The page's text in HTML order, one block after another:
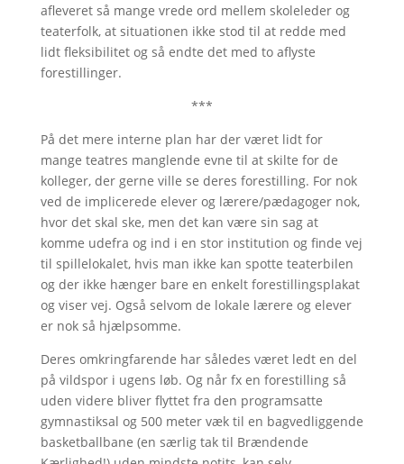
afleveret så mange vrede ord mellem skoleleder og
teaterfolk, at situationen ikke stod til at redde med
lidt fleksibilitet og så endte det med to aflyste
forestillinger.
***
På det mere interne plan har der været lidt for
mange teatres manglende evne til at skilte for de
kolleger, der gerne ville se deres forestilling. For nok
ved de implicerede elever og lærere/pædagoger nok,
hvor det skal ske, men det kan være sin sag at
komme udefra og ind i en stor institution og finde vej
til spillelokalet, hvis man ikke kan spotte teaterbilen
og der ikke hænger bare en enkelt forestillingsplakat
og viser vej. Også selvom de lokale lærere og elever
er nok så hjælpsomme.
Deres omkringfarende har således været ledt en del
på vildspor i ugens løb. Og når fx en forestilling så
uden videre bliver flyttet fra den programsatte
gymnastiksal og 500 meter væk til en bagvedliggende
basketballbane (en særlig tak til Brændende